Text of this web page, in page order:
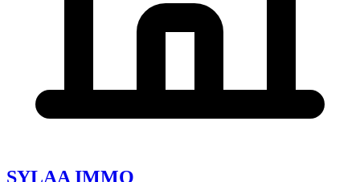
SYLAA IMMO